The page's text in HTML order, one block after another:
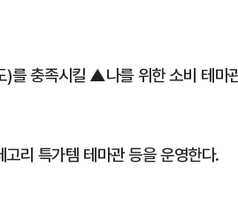
를 충족시킬 ▲나를 위한 소비 테마
리 특가템 테마관 등을 운영한다.